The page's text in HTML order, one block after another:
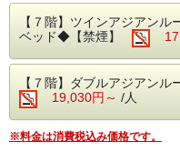
◆エステ・岩
事前予約制で
詳細につきま
ださい。
◆駐車場
1日1台1,200円
※満車の場合
インパーキン
・夕食 17:30
・朝食 7:00～
ます。
ご理解、ご協
◆大浴場
良質な熱海温
お誕生日、結
海を目の前に
＊ご予約後、
ようお願い申
お部屋から見
【７階】ツインアジアン
ベッド◆【禁煙】
【７階】ダブルアジアン
19,030円～ /人
※料金は消費税込み価格です。